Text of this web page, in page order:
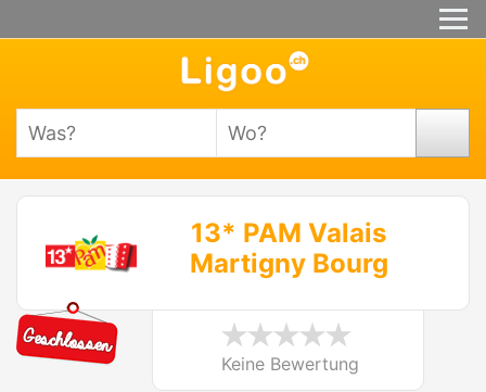
13* PAM Valais
Martigny Bourg
Keine Bewertung